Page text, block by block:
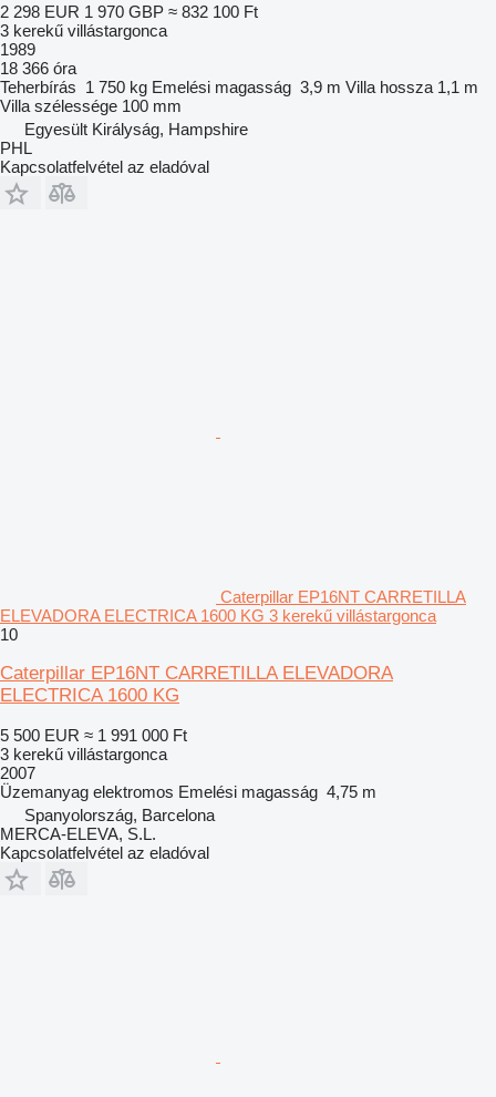
2 298 EUR 1 970 GBP ≈ 832 100 Ft
3 kerekű villástargonca
1989
18 366 óra
Teherbírás 1 750 kg Emelési magasság 3,9 m Villa hossza 1,1 m
Villa szélessége 100 mm
Egyesült Királyság, Hampshire
PHL
Kapcsolatfelvétel az eladóval
Caterpillar EP16NT CARRETILLA
ELEVADORA ELECTRICA 1600 KG 3 kerekű villástargonca
10
Caterpillar EP16NT CARRETILLA ELEVADORA
ELECTRICA 1600 KG
5 500 EUR ≈ 1 991 000 Ft
3 kerekű villástargonca
2007
Üzemanyag elektromos Emelési magasság 4,75 m
Spanyolország, Barcelona
MERCA-ELEVA, S.L.
Kapcsolatfelvétel az eladóval